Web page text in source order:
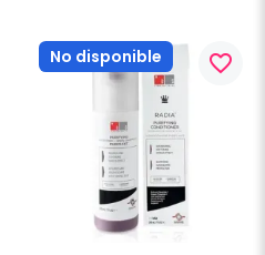
No disponible favorite_border